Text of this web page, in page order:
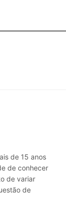
de 15 anos
de conhecer
de variar
de